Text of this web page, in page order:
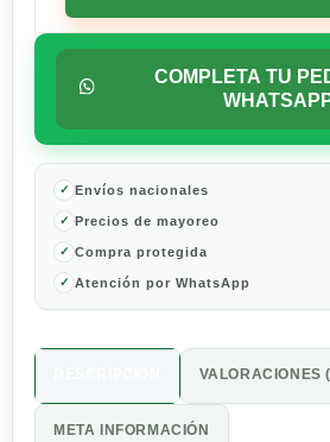
Tempranillo
750
cantidad
COMPLETA TU
Envíos nacionales
Precios de mayoreo
Compra protegida
Atención por WhatsApp
VALORACIONES
META INFORMACIÓN